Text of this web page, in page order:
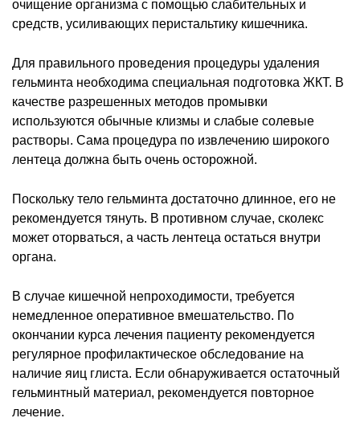
очищение организма с помощью слабительных и
средств, усиливающих перистальтику кишечника.
Для правильного проведения процедуры удаления
гельминта необходима специальная подготовка ЖКТ. В
качестве разрешенных методов промывки
используются обычные клизмы и слабые солевые
растворы. Сама процедура по извлечению широкого
лентеца должна быть очень осторожной.
Поскольку тело гельминта достаточно длинное, его не
рекомендуется тянуть. В противном случае, сколекс
может оторваться, а часть лентеца остаться внутри
органа.
В случае кишечной непроходимости, требуется
немедленное оперативное вмешательство. По
окончании курса лечения пациенту рекомендуется
регулярное профилактическое обследование на
наличие яиц глиста. Если обнаруживается остаточный
гельминтный материал, рекомендуется повторное
лечение.